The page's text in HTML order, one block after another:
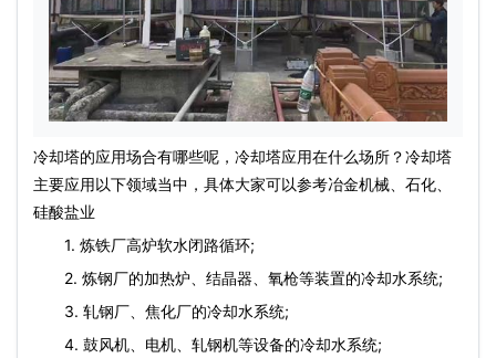
冷却塔的应用场合有哪些呢，冷却塔应用在什么场所？冷却塔
主要应用以下领域当中，具体大家可以参考冶金机械、石化、
硅酸盐业
1. 炼铁厂高炉软水闭路循环;
2. 炼钢厂的加热炉、结晶器、氧枪等装置的冷却水系统;
3. 轧钢厂、焦化厂的冷却水系统;
4. 鼓风机、电机、轧钢机等设备的冷却水系统;